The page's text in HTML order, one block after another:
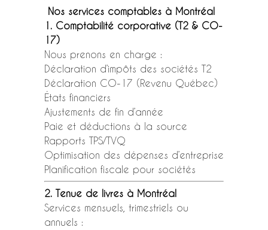
Nos services comptables à Montréal
1. Comptabilité corporative (T2 & CO-
17)
Nous prenons en charge :
Déclaration d’impôts des sociétés T2
Déclaration CO-17 (Revenu Québec)
États financiers
Ajustements de fin d’année
Paie et déductions à la source
Rapports TPS/TVQ
Optimisation des dépenses d’entreprise
Planification fiscale pour sociétés
2. Tenue de livres à Montréal
Services mensuels, trimestriels ou
annuels :